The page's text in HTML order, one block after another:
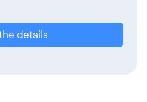
details